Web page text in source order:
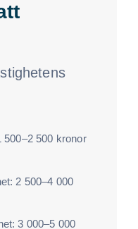
500–2 500 kronor
2 500–4 000
3 000–5 000